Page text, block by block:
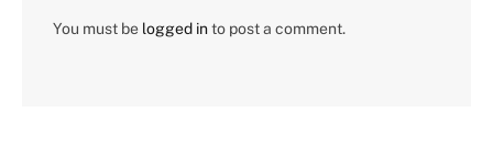
You must be logged into post a comment.